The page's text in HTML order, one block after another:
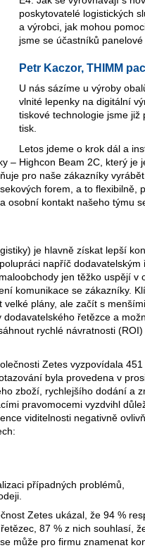
poskytovatelé logistických
a výrobci, jak mohou
jsme se účastníků panelové
Petr Kaczor, THIMM
U nás sázíme u výroby
vlnité lepenky na digitální
tiskové technologie jsme
tisk.
Letos jdeme o krok dál a
– Highcon Beam 2C, který je
pro naše zákazníky
forem, a to flexibilně,
osobní kontakt našeho týmu
je hlavně získat lepší
napříč
jen těžko uspějí v
komunikace se zákazníky.
plány, ale začít s
řetězce a
rychlé návratnosti
Zetes vyzpovídala
byla provedena v
zboží, rychlejšího dodání a
pravomocemi vyzdvihl
viditelnosti negativně
případných problémů,
Zetes ukázal, že 94 %
87 % z nich souhlasí,
může pro firmu znamenat